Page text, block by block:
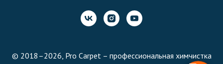
© 2018–2026, Pro Carpet – профессиональная химчистка